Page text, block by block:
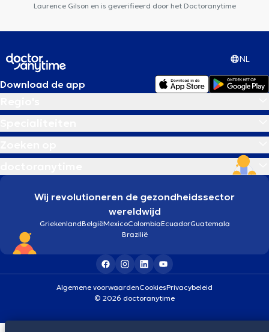
Laurence Gilson en is geverifieerd door het Doctoranytime
NL
Download de app
Wij revolutioneren de gezondheidssector
wereldwijd
GriekenlandBelgiëMexicoColombiaEcuadorGuatemala
Brazilië
Algemene voorwaardenCookiesPrivacybeleid
© 2026 doctoranytime